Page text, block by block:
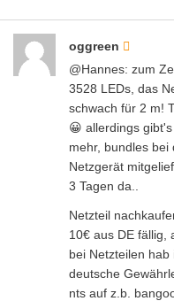
oggreen
@Hannes: zum
3528 LEDs, das
schwach für 2 m!
😀 allerdings
mehr, bundles bei
Netzgerät
3 Tagen da..
Netzteil
10€ aus DE fällig,
bei Netzteilen
deutsche
nts auf z.b.